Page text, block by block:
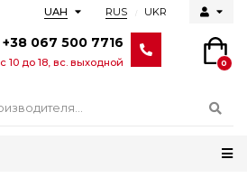
RUS UKR
UAH
+38 067 500 7716
с 10 до 18, вс. выходной 0